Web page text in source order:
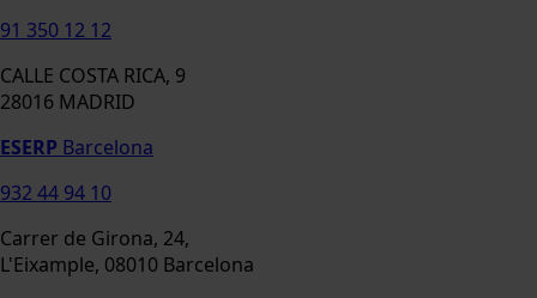
91 350 12 12
CALLE COSTA RICA, 9
28016 MADRID
ESERP Barcelona
932 44 94 10
Carrer de Girona, 24,
L'Eixample, 08010 Barcelona